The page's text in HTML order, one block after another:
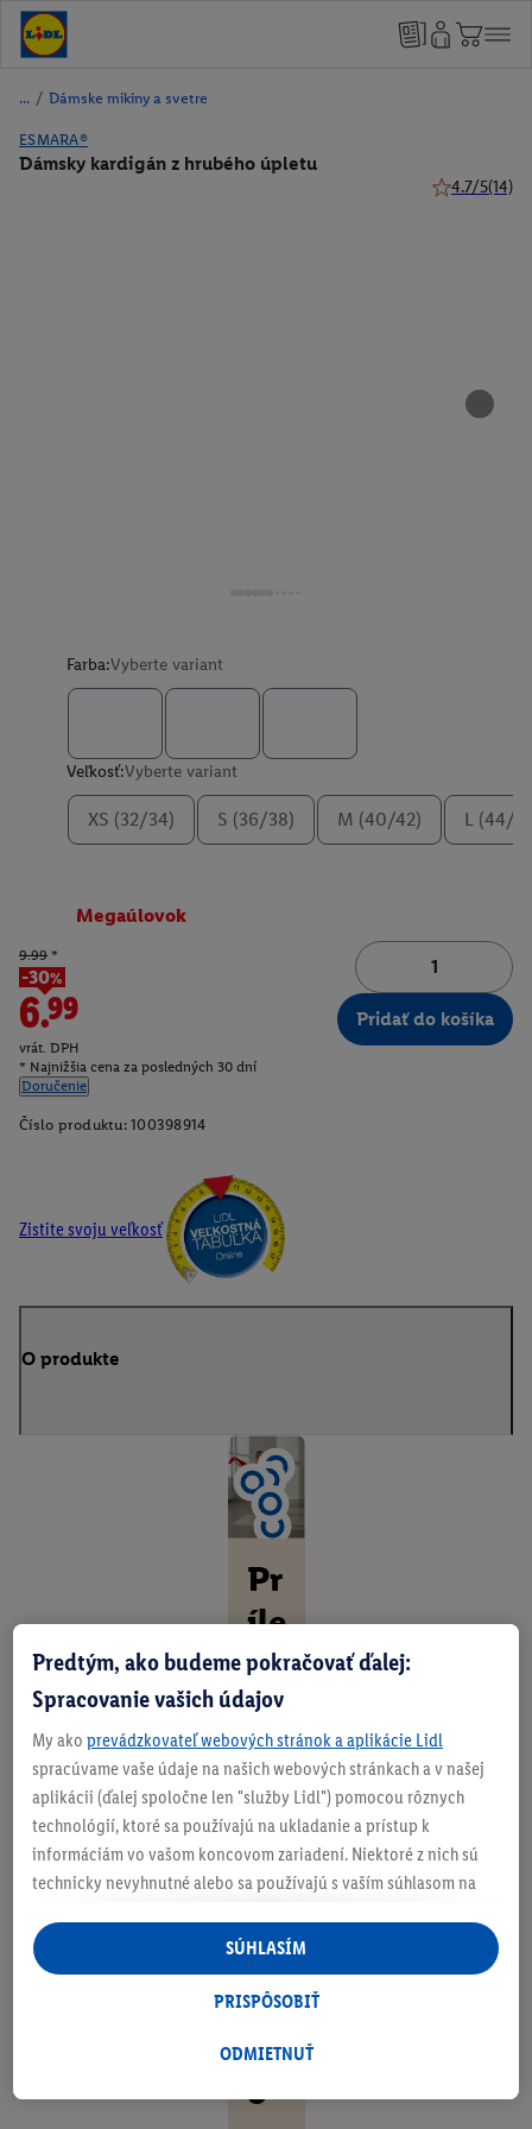
/ Dámske mikiny a svetre
ESMARA®
Dámsky kardigán z hrubého úpletu
4.7/5(14)
Farba:Vyberte variant
Veľkosť:Vyberte variant
XS (32/34) S (36/38) M (40/42) L (44/
Megaúlovok
9.99 *
-30%
6.99
vrát. DPH
* Najnižšia cena za posledných 30 dní
Doručenie
Pridať do košíka
Číslo produktu: 100398914
Zistite svoju veľkosť
O produkte
Pr
íle
ži
to
st
né
.
Št
ýl
ov
é.
K
o
Predtým, ako budeme pokračovať ďalej:
Spracovanie vašich údajov
My ako prevádzkovateľ webových stránok a aplikácie Lidl
spracúvame vaše údaje na našich webových stránkach a v našej
aplikácii (ďalej spoločne len "služby Lidl") pomocou rôznych
technológií, ktoré sa používajú na ukladanie a prístup k
informáciám vo vašom koncovom zariadení. Niektoré z nich sú
technicky nevyhnutné alebo sa používajú s vaším súhlasom na
personalizovanú reklamu v rámci služieb Lidl aj mimo nich. Ak
ste účastníkom programu Lidl Plus, na tieto účely sa spracúvajú
aj údaje z vášho nákupného správania v obchode.
následne si vytvoríte účet Lidl Plus alebo sa prihlásite do svojho
tiež vytvoriť špeciálny online identifikátor z e-mailovej adresy,
ODMIETNUŤ
PRISPÔSOBIŤ
SÚHLASÍM